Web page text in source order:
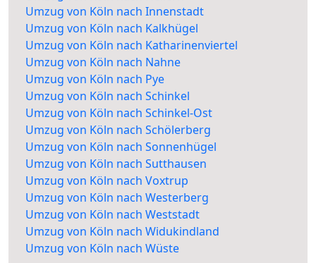
Umzug von Köln nach Innenstadt
Umzug von Köln nach Kalkhügel
Umzug von Köln nach Katharinenviertel
Umzug von Köln nach Nahne
Umzug von Köln nach Pye
Umzug von Köln nach Schinkel
Umzug von Köln nach Schinkel-Ost
Umzug von Köln nach Schölerberg
Umzug von Köln nach Sonnenhügel
Umzug von Köln nach Sutthausen
Umzug von Köln nach Voxtrup
Umzug von Köln nach Westerberg
Umzug von Köln nach Weststadt
Umzug von Köln nach Widukindland
Umzug von Köln nach Wüste